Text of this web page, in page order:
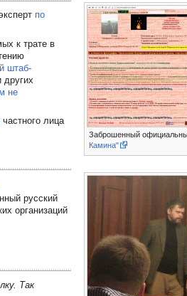
Заброшенный
Камина"
по
к трате в
штаб-
других
не
частного лица
русский
организаций
Так